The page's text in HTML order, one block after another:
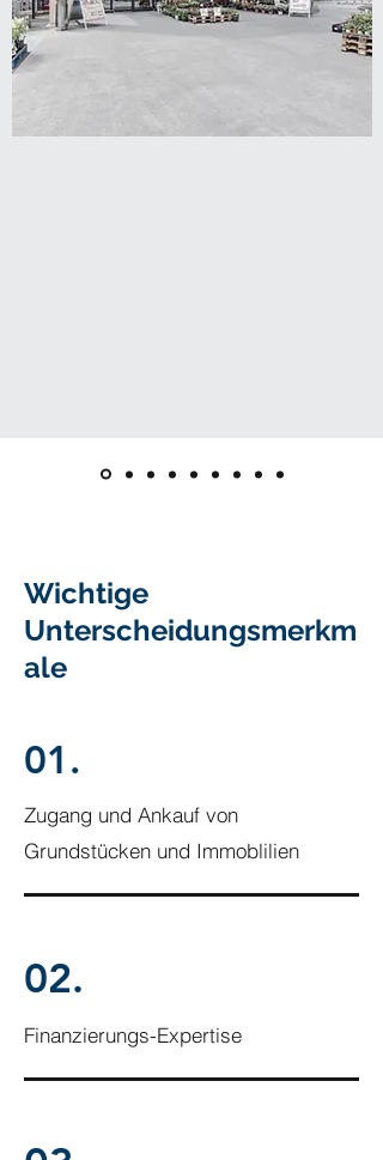
Wichtige
Unterscheidungsmerkm
ale
01.
Zugang und Ankauf von
Grundstücken und Immoblilien
02.
Finanzierungs-Expertise